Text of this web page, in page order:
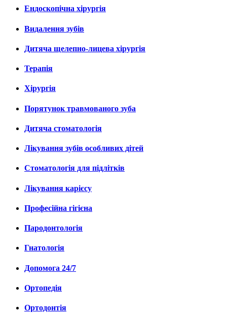
Ендоскопічна хірургія
Видалення зубів
Дитяча щелепно-лицева хірургія
Терапія
Хірургія
Порятунок травмованого зуба
Дитяча стоматологія
Лікування зубів особливих дітей
Стоматологія для підлітків
Лікування карієсу
Професійна гігієна
Пародонтологія
Гнатологія
Допомога 24/7
Ортопедія
Ортодонтія